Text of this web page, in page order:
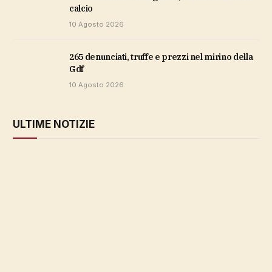
calcio
10 Agosto 2026
265 denunciati, truffe e prezzi nel mirino della
Gdf
10 Agosto 2026
ULTIME NOTIZIE